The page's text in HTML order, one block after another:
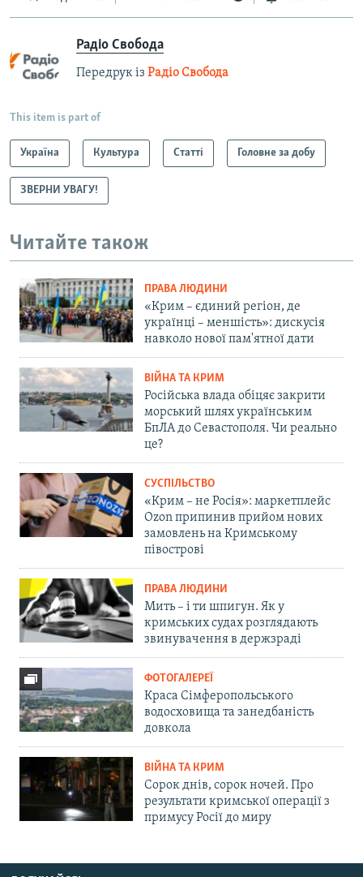
Радіо Свобода
Передрук із Радіо Свобода
This item is part of
Україна Культура Статті Головне за добу
ЗВЕРНИ УВАГУ!
Читайте також
ПРАВА ЛЮДИНИ
«Крим – єдиний регіон, де
українці – меншість»: дискусія
навколо нової пам'ятної дати
ВІЙНА ТА КРИМ
Російська влада обіцяє закрити
морський шлях українським
БпЛА до Севастополя. Чи реально
це?
СУСПІЛЬСТВО
«Крим – не Росія»: маркетплейс
Ozon припинив прийом нових
замовлень на Кримському
півострові
ПРАВА ЛЮДИНИ
Мить – і ти шпигун. Як у
кримських судах розглядають
звинувачення в держзраді
ФОТОГАЛЕРЕЇ
Краса Сімферопольського
водосховища та занедбаність
довкола
ВІЙНА ТА КРИМ
Сорок днів, сорок ночей. Про
результати кримської операції з
примусу Росії до миру